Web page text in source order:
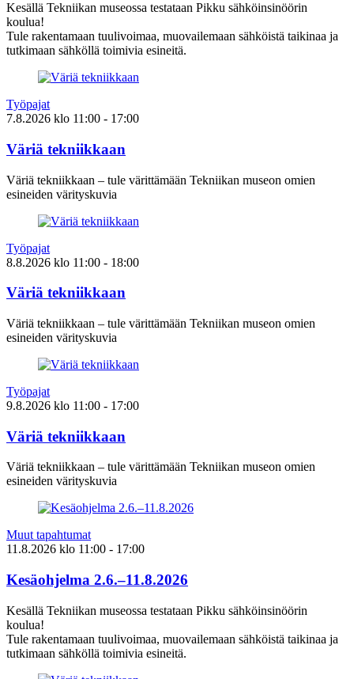
Kesällä Tekniikan museossa testataan Pikku sähköinsinöörin
koulua!
Tule rakentamaan tuulivoimaa, muovailemaan sähköistä taikinaa ja
tutkimaan sähköllä toimivia esineitä.
Työpajat
7.8.2026 klo 11:00 - 17:00
Väriä tekniikkaan
Väriä tekniikkaan – tule värittämään Tekniikan museon omien
esineiden värityskuvia
Työpajat
8.8.2026 klo 11:00 - 18:00
Väriä tekniikkaan
Väriä tekniikkaan – tule värittämään Tekniikan museon omien
esineiden värityskuvia
Työpajat
9.8.2026 klo 11:00 - 17:00
Väriä tekniikkaan
Väriä tekniikkaan – tule värittämään Tekniikan museon omien
esineiden värityskuvia
Muut tapahtumat
11.8.2026 klo 11:00 - 17:00
Kesäohjelma 2.6.–11.8.2026
Kesällä Tekniikan museossa testataan Pikku sähköinsinöörin
koulua!
Tule rakentamaan tuulivoimaa, muovailemaan sähköistä taikinaa ja
tutkimaan sähköllä toimivia esineitä.